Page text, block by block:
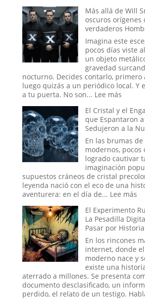
Proyecto
Blue
Beam
y
el
Nuevo
Orden
Mundial
Más allá de Will
oscuros orígenes
verdaderos
Imagina este
pocos días viste
un objeto
gravedad
nocturno. Decides contarlo, primero
luego quizás a un periódico local. Y
a tu puerta. No son... Lee más:
allá
de
Will
Smith:
los
de
los
de
Negro
El Cristal y el
que Espantaron
Sedujeron a la
En las brumas
modernos, pocos
logrado cautivar
imaginación
supuestos cráneos de cristal
leyenda nació con el eco de una
aventurera: en el día de... Lee más:
y
el
a
la
El Experimento
La Pesadilla
Pasar por Historia
En los rincones
internet, donde
moderno nace y
existe una
aterrado a millones. Se presenta
documento desclasificado, un
perdido, el relato de un testigo.